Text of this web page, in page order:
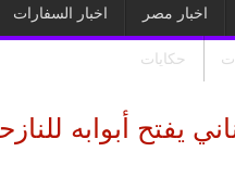
اخبار مصر اخبار السفارات
حكايات
يفتح أبوابه